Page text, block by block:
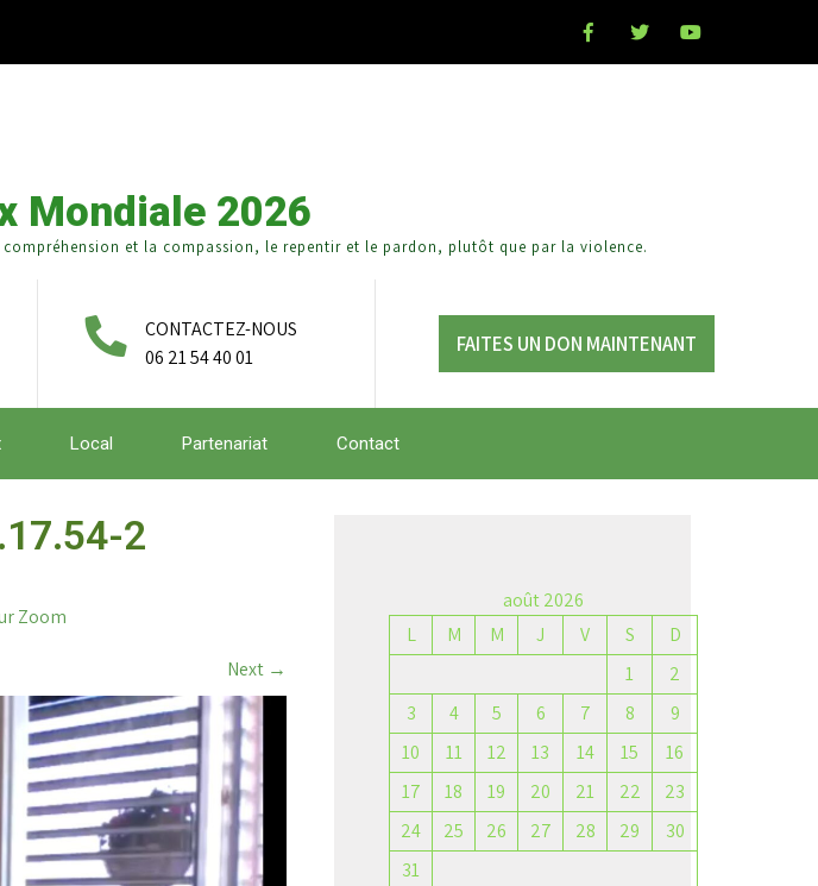
Mondiale 2026
et la compassion, le repentir et le pardon, plutôt que par la violence.
CONTACTEZ-NOUS
06 21 54 40 01
FAITES UN DON MAINTENANT
Local Partenariat Contact
2
Zoom
Next →
août 2026
L
M M J V S
D
1
2
3
4 5 6 7 8
9
10
11 12 13 14 15
16
17
18 19 20 21 22
23
24
25 26 27 28 29
30
31